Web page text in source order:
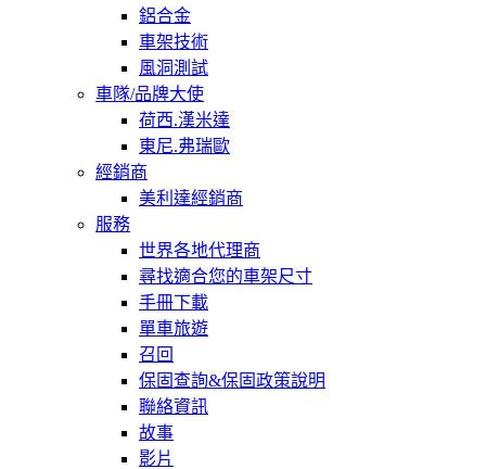
鋁合金
車架技術
風洞測試
車隊/品牌大使
荷西.漢米達
東尼.弗瑞歐
經銷商
美利達經銷商
服務
世界各地代理商
尋找適合您的車架尺寸
手冊下載
單車旅遊
召回
保固查詢&保固政策說明
聯絡資訊
故事
影片